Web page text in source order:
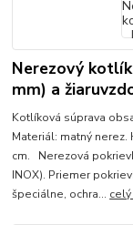
Nerezový
mm) a
Kotlíková súprava
Materiál: matný nerez.
cm. Nerezová
INOX). Priemer
špeciálne, ochra...